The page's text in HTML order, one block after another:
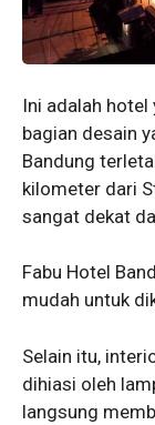
Ini adalah hotel
bagian desain
Bandung
kilometer dari
sangat dekat
Fabu Hotel
mudah untuk
Selain itu,
dihiasi oleh
langsung